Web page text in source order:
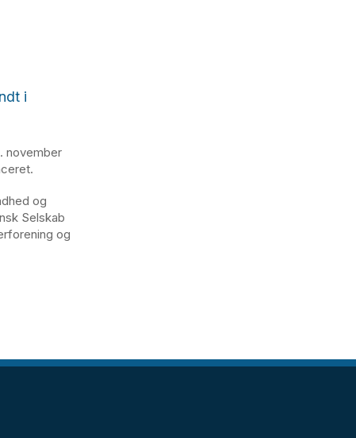
i
november
og
Selskab
og